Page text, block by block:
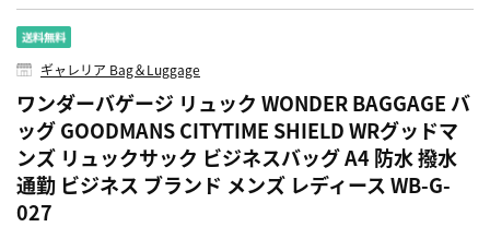
ギャレリア Bag＆Luggage
ワンダーバゲージ リュック WONDER BAGGAGE バ
ッグ GOODMANS CITYTIME SHIELD WRグッドマ
ンズ リュックサック ビジネスバッグ A4 防水 撥水
通勤 ビジネス ブランド メンズ レディース WB-G-
027